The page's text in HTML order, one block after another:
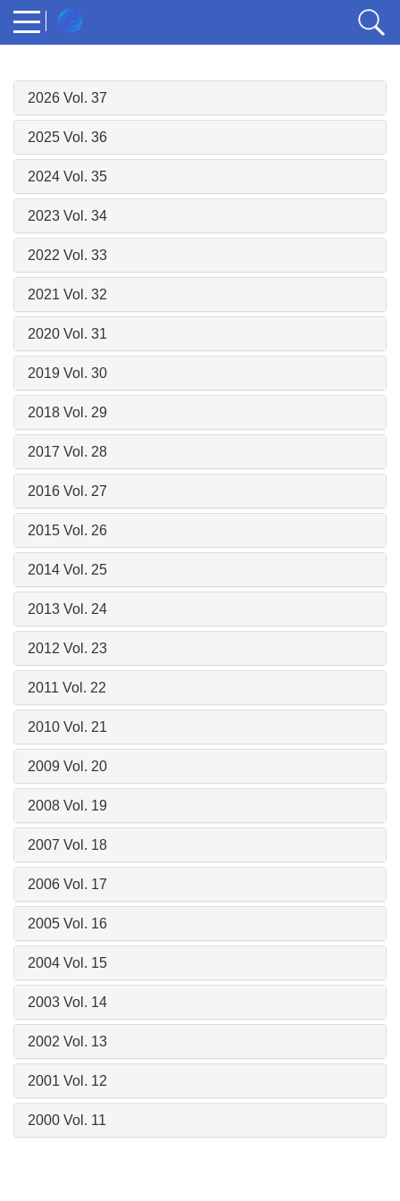
2026 Vol. 37
2025 Vol. 36
2024 Vol. 35
2023 Vol. 34
2022 Vol. 33
2021 Vol. 32
2020 Vol. 31
2019 Vol. 30
2018 Vol. 29
2017 Vol. 28
2016 Vol. 27
2015 Vol. 26
2014 Vol. 25
2013 Vol. 24
2012 Vol. 23
2011 Vol. 22
2010 Vol. 21
2009 Vol. 20
2008 Vol. 19
2007 Vol. 18
2006 Vol. 17
2005 Vol. 16
2004 Vol. 15
2003 Vol. 14
2002 Vol. 13
2001 Vol. 12
2000 Vol. 11